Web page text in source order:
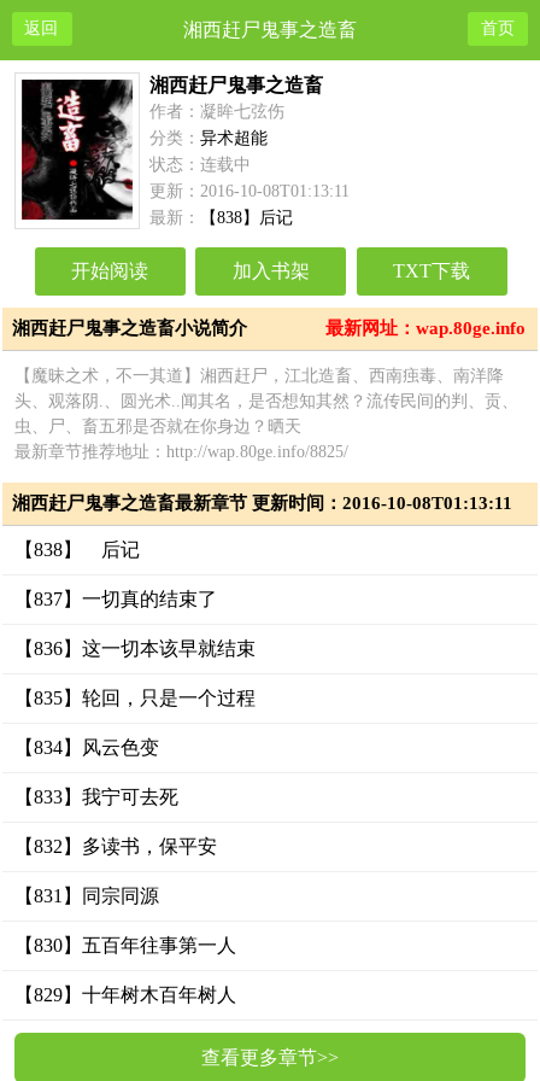
返回 湘西赶尸鬼事之造畜 首页
湘西赶尸鬼事之造畜
作者：凝眸七弦伤
分类：异术超能
状态：连载中
更新：2016-10-08T01:13:11
最新：
【838】后记
开始阅读 加入书架 TXT下载
最新网址：wap.80ge.info
湘西赶尸鬼事之造畜小说简介
【魔昧之术，不一其道】湘西赶尸，江北造畜、西南痋毒、南洋降
头、观落阴.、圆光术..闻其名，是否想知其然？流传民间的判、贡、
虫、尸、畜五邪是否就在你身边？晒天
最新章节推荐地址：http://wap.80ge.info/8825/
湘西赶尸鬼事之造畜最新章节 更新时间：2016-10-08T01:13:11
【838】 后记
【837】一切真的结束了
【836】这一切本该早就结束
【835】轮回，只是一个过程
【834】风云色变
【833】我宁可去死
【832】多读书，保平安
【831】同宗同源
【830】五百年往事第一人
【829】十年树木百年树人
查看更多章节>>